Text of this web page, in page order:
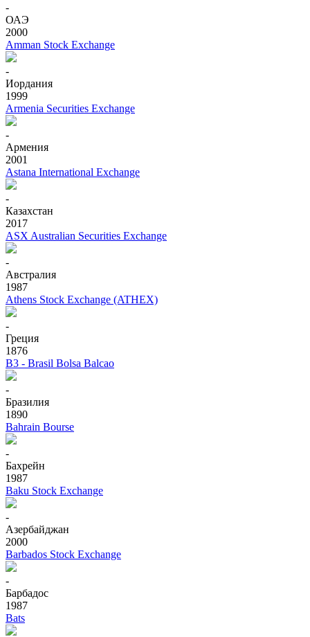
-
ОАЭ
2000
Amman Stock Exchange
-
Иордания
1999
Armenia Securities Exchange
-
Армения
2001
Astana International Exchange
-
Казахстан
2017
ASX Australian Securities Exchange
-
Австралия
1987
Athens Stock Exchange (ATHEX)
-
Греция
1876
B3 - Brasil Bolsa Balcao
-
Бразилия
1890
Bahrain Bourse
-
Бахрейн
1987
Baku Stock Exchange
-
Азербайджан
2000
Barbados Stock Exchange
-
Барбадос
1987
Bats